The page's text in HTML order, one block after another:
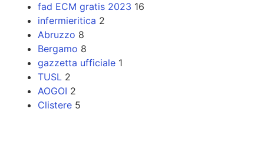
fad ECM gratis 2023 16
infermieritica 2
Abruzzo 8
Bergamo 8
gazzetta ufficiale 1
TUSL 2
AOGOI 2
Clistere 5